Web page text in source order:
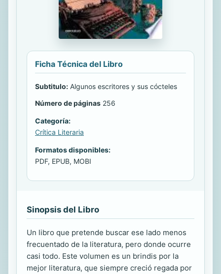
Ficha Técnica del Libro
Subtitulo: Algunos escritores y sus cócteles
Número de páginas 256
Categoría:
Crítica Literaria
Formatos disponibles:
PDF, EPUB, MOBI
Sinopsis del Libro
Un libro que pretende buscar ese lado menos
frecuentado de la literatura, pero donde ocurre
casi todo. Este volumen es un brindis por la
mejor literatura, que siempre creció regada por